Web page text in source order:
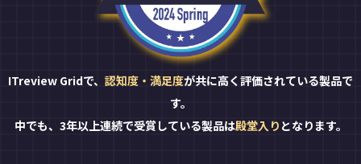
ITreview Gridで、 認知度・満足度が共に高く評価されている製品で
す。
中でも、3年以上連続で受賞している製品は殿堂入り となります。